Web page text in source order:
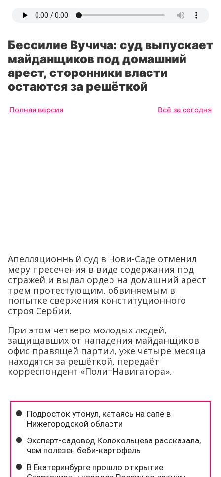
Бессилие Вучича: суд выпускает
майданщиков под домашний
арест, сторонники власти
остаются за решёткой
Полная версия Всё за сегодня
Апелляционный суд в Нови-Саде отменил
меру пресечения в виде содержания под
стражей и выдал ордер на домашний арест
трем протестующим, обвиняемым в
попытке свержения конституционного
строя Сербии.
При этом четверо молодых людей,
защищавших от нападения майданщиков
офис правящей партии, уже четыре месяца
находятся за решёткой, передаёт
корреспондент «ПолитНавигатора».